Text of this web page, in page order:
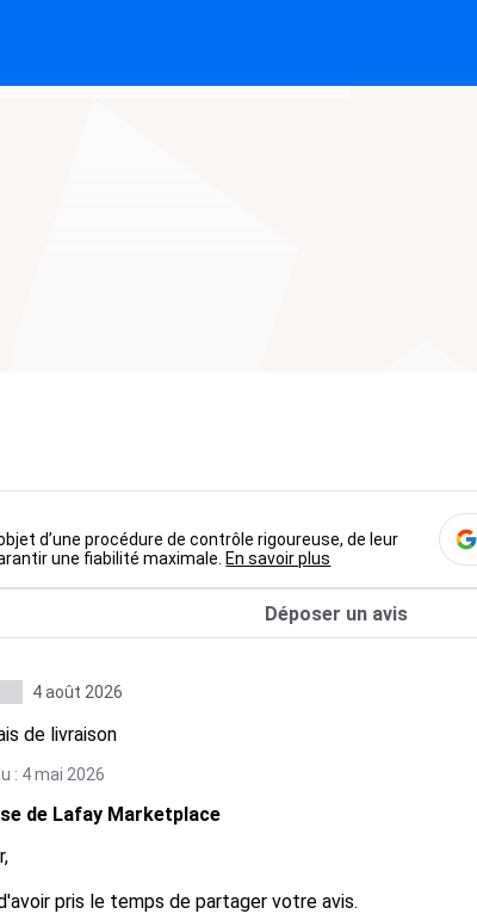
d’une procédure de contrôle rigoureuse, de leur
une fiabilité maximale. En savoir plus
Déposer un avis
4 août 2026
de livraison
: 4 mai 2026
de Lafay Marketplace
pris le temps de partager votre avis.